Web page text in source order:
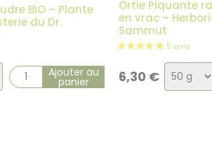
BIO – Plante
du Dr.
Ajouter au
panier
Ortie Piquante
en vrac –
Sammut
6,30 €
Choix
de